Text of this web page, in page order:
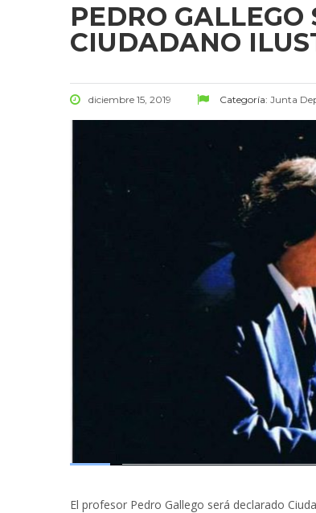
PEDRO
CIUDADANO
diciembre 15, 2019 Categoría: Junta
El profesor Pedro Gallego será declarado